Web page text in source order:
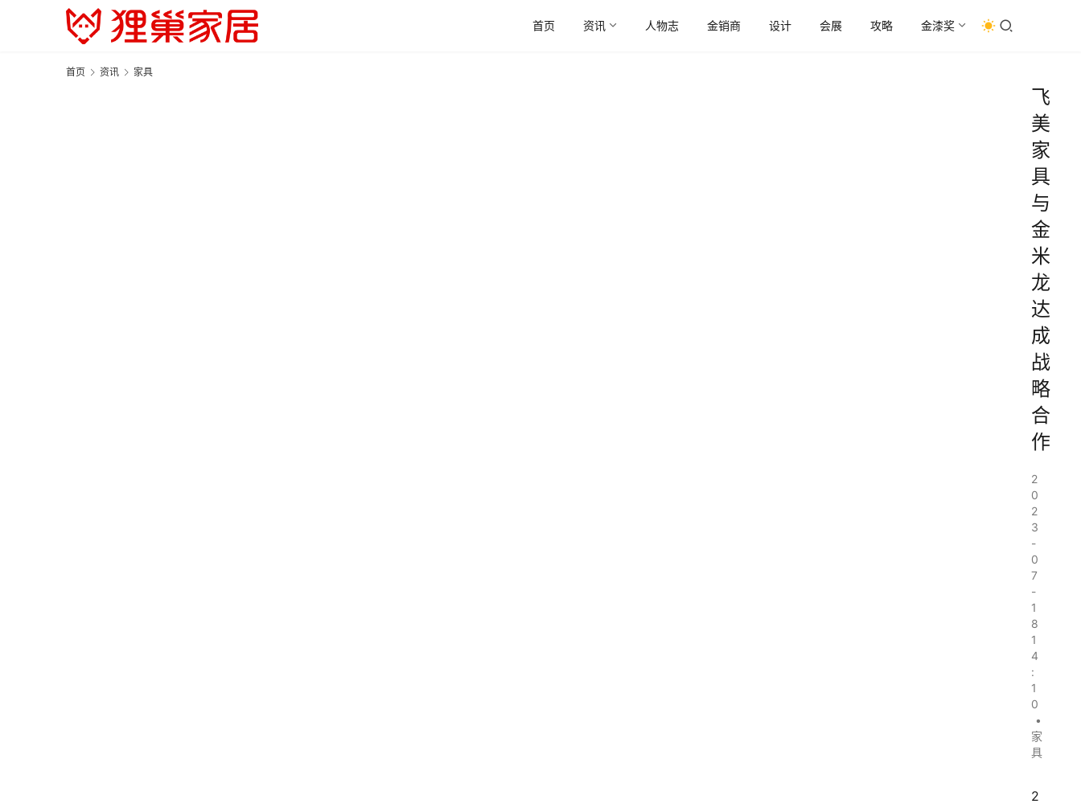
首页 资讯 人物志 金销商 设计 会展 攻略 金漆奖
首页 资讯 家具
飞
美
家
具
与
金
米
龙
达
成
战
略
合
作
2
0
2
3
-
0
7
-
1
8
1
4
:
1
0
•
家
具
2